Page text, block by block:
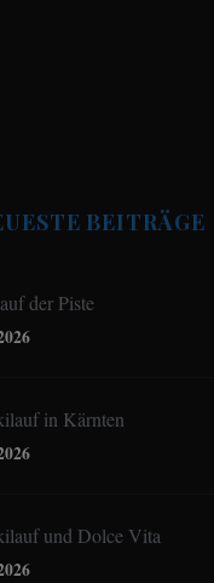
BEITRÄGE
der Piste
in Kärnten
und Dolce Vita